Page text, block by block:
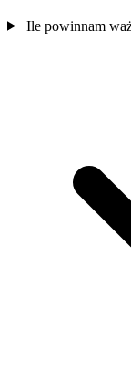
Ile powinnam